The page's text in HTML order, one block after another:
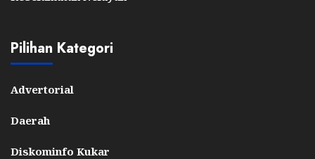
Pilihan Kategori
Advertorial
Daerah
Diskominfo Kukar